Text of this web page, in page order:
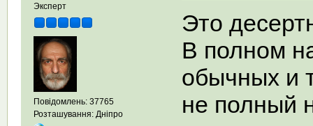
Эксперт
Повідомлень: 37765
Розташування: Дніпро
Это
В полном
обычных и
не полный